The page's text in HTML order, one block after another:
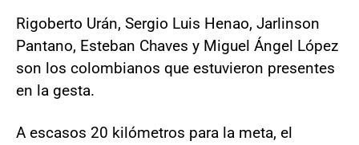
Rigoberto Urán, Sergio Luis Henao, Jarlinson
Pantano, Esteban Chaves y Miguel Ángel López
son los colombianos que estuvieron presentes
en la gesta.
A escasos 20 kilómetros para la meta, el